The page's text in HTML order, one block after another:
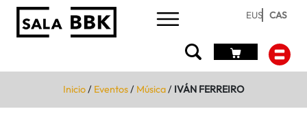
EUS CAS
Inicio/ Eventos/ Música/ IVÁN FERREIRO